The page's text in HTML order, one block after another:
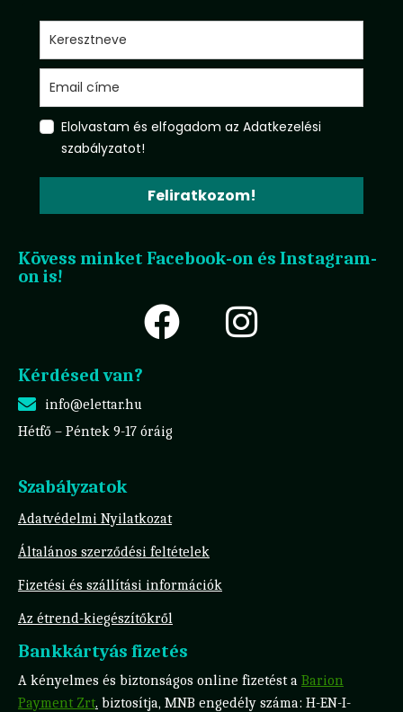
Elolvastam és elfogadom az Adatkezelési
szabályzatot!
Feliratkozom!
Kövess minket Facebook-on és Instagram-
on is!
Kérdésed van?
info@elettar.hu
Hétfő – Péntek 9-17 óráig
Szabályzatok
Adatvédelmi Nyilatkozat
Általános szerződési feltételek
Fizetési és szállítási információk
Az étrend-kiegészítőkről
Bankkártyás fizetés
A kényelmes és biztonságos online fizetést a Barion
Payment Zrt. biztosítja, MNB engedély száma: H-EN-I-